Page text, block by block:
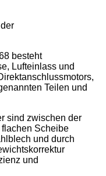
besteht
Lufteinlass und
Teilen und
sind zwischen der
Scheibe
und durch
und